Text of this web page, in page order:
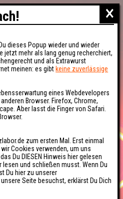
×
dieses Popup wieder und wieder
jetzt mehr als lang genug recherchiert,
und als Extrawurst
meinen: es gibt keine zuverlässige
eines Webdevelopers
Browser. Firefox, Chrome,
Aber lasst die Finger von Safari.
zum ersten Mal. Erst einmal
Cookies verwenden, um uns
Du DIESEN Hinweis hier gelesen
und schließen musst. Wenn Du
Du hier zu unserer
unsere Seite besuchst, erklärst Du Dich